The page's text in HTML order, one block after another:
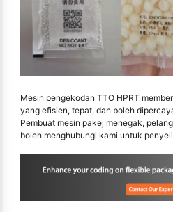
Mesin pengekodan TTO HPRT
yang efisien, tepat, dan boleh
Pembuat mesin pakej menegak,
boleh menghubungi kami untuk